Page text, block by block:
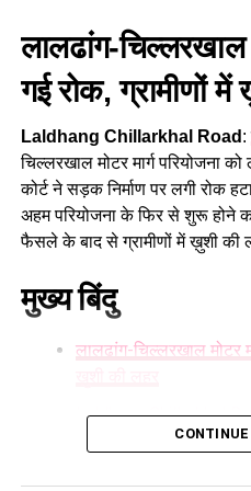
रुपया सीधा ग्रांट के रूप में दिये।
भी हजारों करोड़ के विभिन्न प्रोजेक्ट
समयबद्ध तरीके से कार्य पूर्ण कर उन्हें
इस अवसर पर परियोजना प्रबंधक
(AE) सुमित कुमार, कनिष्ठ अभियंता
सिंह तथा ठेकेदार प्रतिनिधि दीपक
मुन्ना फौजी ) , कमल नेगी , दीपक
लालढांग-चिल्लरखाल
गई रोक, ग्रामीणों
Laldhang Chillarkhal Road :
चिल्लरखाल मोटर मार्ग परियोजना
कोर्ट ने सड़क निर्माण पर लगी रोक
अहम परियोजना के फिर से शुरू होने
फैसले के बाद से ग्रामीणों में ख़ुशी की
मुख्य बिंदु
लालढांग-चिल्लरखाल मोटर
Laldhang Chillarkhal
लम्बे समय से बाधित था